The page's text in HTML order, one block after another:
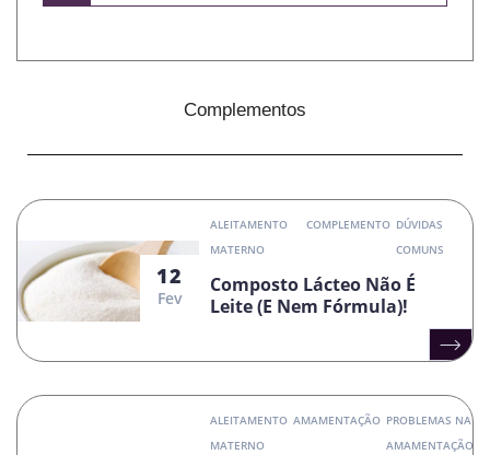
Complementos
12
Fev
ALEITAMENTO
MATERNO
COMPLEMENTO DÚVIDAS
COMUNS
Composto Lácteo Não É
Leite (e Nem Fórmula)!
ALEITAMENTO
MATERNO
AMAMENTAÇÃO PROBLEMAS NA
AMAMENTAÇÃO